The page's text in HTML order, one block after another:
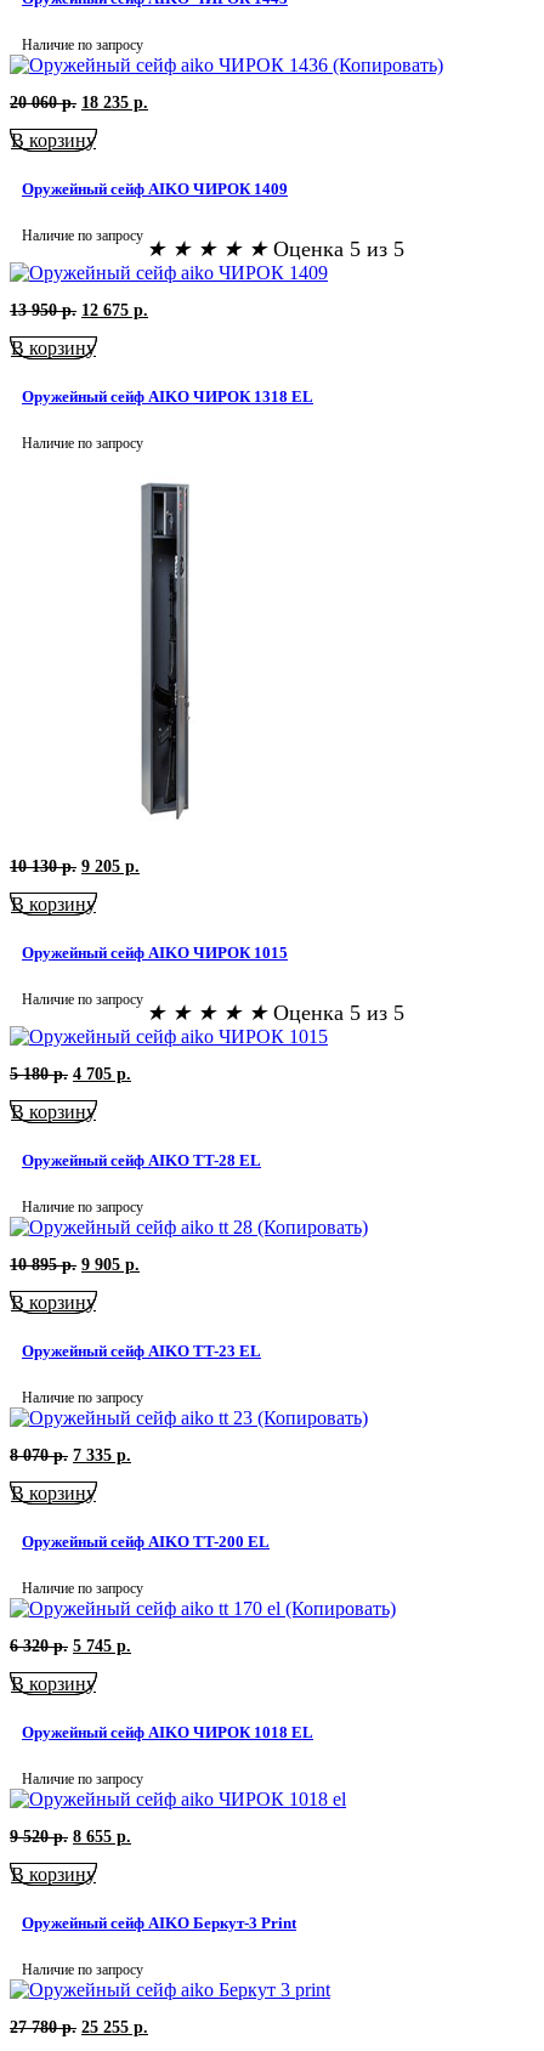
р..
Наличие по запросу
20 060р. Первоначальная
составляла
060
р..
18 235 р.
р..
В корзину
Оружейный сейф AIKO ЧИРОК 1409
Наличие по запросу
★ ★ ★ ★ ★ Оценка 5 из 5
13 950р. Первоначальная
составляла
950
р..
12 675 р.
р..
В корзину
Оружейный сейф AIKO ЧИРОК 1318 EL
Наличие по запросу
10 130р. Первоначальная
составляла
130
р..
9 205 р.
р..
В корзину
Оружейный сейф AIKO ЧИРОК 1015
Наличие по запросу
★ ★ ★ ★ ★ Оценка 5 из 5
5 180р. Первоначальная
составляла
180
р..
4 705 р.
р..
В корзину
Оружейный сейф AIKO TT-28 EL
Наличие по запросу
10 895р. Первоначальная
составляла
895
р..
9 905 р.
р..
В корзину
Оружейный сейф AIKO TT-23 EL
Наличие по запросу
8 070р. Первоначальная
составляла
070
р..
7 335 р.
р..
В корзину
Оружейный сейф AIKO TT-200 EL
Наличие по запросу
6 320р. Первоначальная
составляла
320
р..
5 745 р.
р..
В корзину
Оружейный сейф AIKO ЧИРОК 1018 EL
Наличие по запросу
9 520р. Первоначальная
составляла
520
р..
8 655 р.
р..
В корзину
Оружейный сейф AIKO Беркут-3 Print
Наличие по запросу
27 780р. Первоначальная
25 255 р.